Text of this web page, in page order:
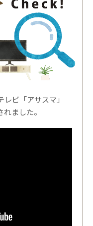
ビ「アサスマ」
ました。